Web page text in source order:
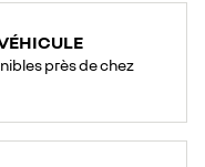
près de chez